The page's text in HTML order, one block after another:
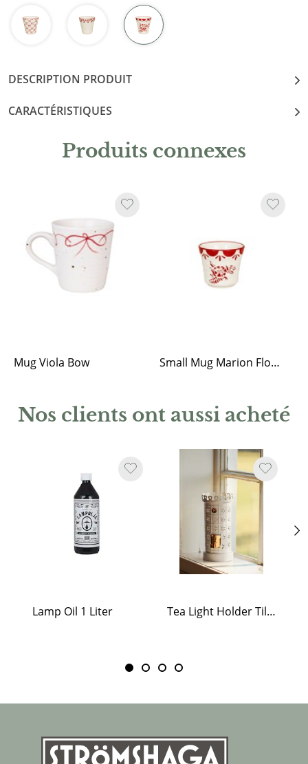
DESCRIPTION PRODUIT
CARACTÉRISTIQUES
Produits connexes
Mug Viola Bow Small Mug Marion Flower Red
Nos clients ont aussi acheté
Lamp Oil 1 Liter Tea Light Holder Tiled Stove White